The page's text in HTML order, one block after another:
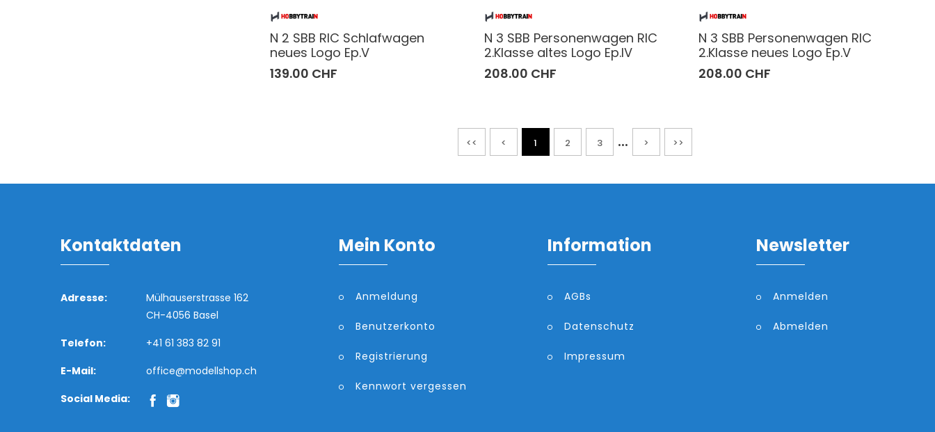
N 2 SBB RIC Schlafwagen
neues Logo Ep.V
139.00 CHF
N 3 SBB Personenwagen RIC
2.Klasse altes Logo Ep.IV
208.00 CHF
N 3 SBB Personenwagen RIC
2.Klasse neues Logo Ep.V
208.00 CHF
<< < 1 2 3 ... > >>
Kontaktdaten
Adresse:
Mülhauserstrasse 162
CH-4056 Basel
Telefon:
+41 61 383 82 91
E-Mail:
office@modellshop.ch
Social Media:
Mein Konto
Anmeldung
Benutzerkonto
Registrierung
Kennwort vergessen
Information
AGBs
Datenschutz
Impressum
Newsletter
Anmelden
Abmelden